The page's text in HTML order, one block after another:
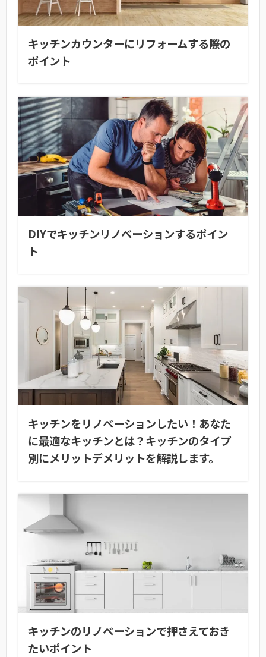
キッチンカウンターにリフォームする際の
ポイント
DIYでキッチンリノベーションするポイン
ト
キッチンをリノベーションしたい！あなた
に最適なキッチンとは？キッチンのタイプ
別にメリットデメリットを解説します。
キッチンのリノベーションで押さえておき
たいポイント